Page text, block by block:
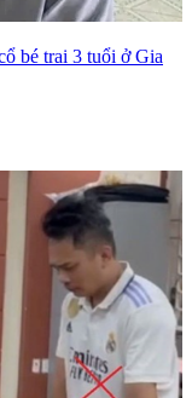
bé trai 3 tuổi ở Gia